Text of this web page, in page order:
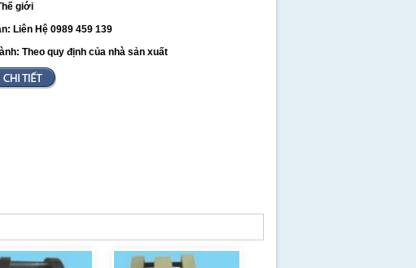
giới
Liên Hệ 0989 459 139
Theo quy định của nhà sản xuất